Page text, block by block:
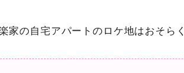
家の自宅アパートのロケ地はおそら